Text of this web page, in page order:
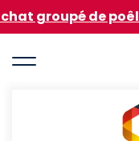
Aller
au
principal
de poêles à
Groupasol